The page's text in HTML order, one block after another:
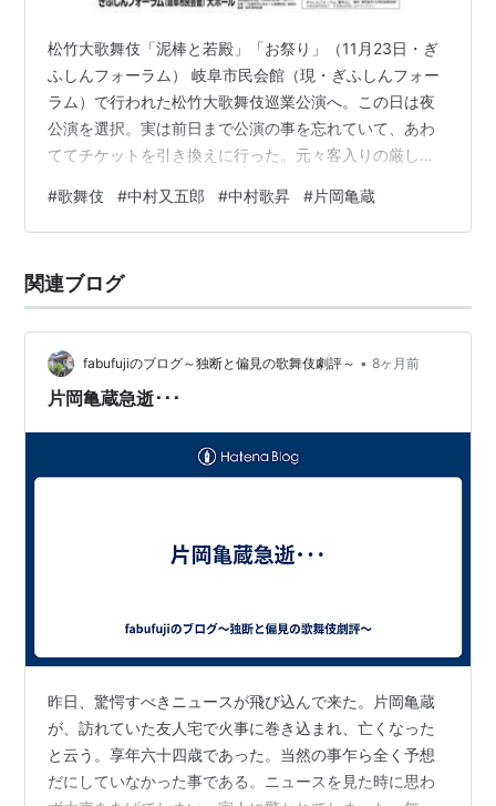
松竹大歌舞伎「泥棒と若殿」「お祭り」（11月23日・ぎ
ふしんフォーラム） 岐阜市民会館（現・ぎふしんフォー
ラム）で行われた松竹大歌舞伎巡業公演へ。この日は夜
公演を選択。実は前日まで公演の事を忘れていて、あわ
ててチケットを引き換えに行った。元々客入りの厳しい
が、1階は8割方入っていたようで何より（2階はほとんど
入っていない）。チケットをしっかり確認していなかっ
五郎率いる播磨屋一派による公演。歌昇の息子、種太郎
と秀乃介がこの地で初お目見えとなる。つまり親、子、
#歌舞伎 #中村又五郎 #中村歌昇 #片岡亀蔵
関連ブログ
fabufujiのブログ～独断と偏見の歌舞伎劇評～ • 8ヶ月前
片岡亀蔵急逝･･･
昨日、驚愕すべきニュースが飛び込んで来た。片岡亀蔵
が、訪れていた友人宅で火事に巻き込まれ、亡くなった
と云う。享年六十四歳であった。当然の事乍ら全く予想
だにしていなかった事である。ニュースを見た時に思わ